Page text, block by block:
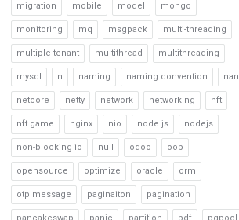
migration mobile model mongo
monitoring mq msgpack multi-threading
multiple tenant multithread multithreading
mysql n naming naming convention nan
netcore netty network networking nft
nft game nginx nio node.js nodejs
non-blocking io null odoo oop
opensource optimize oracle orm
otp message paginaiton pagination